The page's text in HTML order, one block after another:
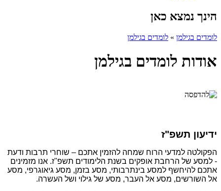
הינך נמצא כאן
לומדים בגילמן » לומדים בגילמן
אודות לומדים בגילמן
ידיעון תשפ"ז
הפקולטה למדעי הרוח שמחה להזמין אתכם – שוחרי תרבות ודעת
- למסע של הרחבת אופקים בשנת הלימודים תשפ"ז. אנו מזמינים
אתכם להיחשף למסע בינתרבותי, מסע בזמן, מסע גיאוגרפי, מסע
אל השורשים, מסע אל העבר, מסע של גילוי ושל העשרה.